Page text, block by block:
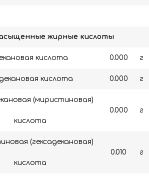
жирные кислоты
кислота 0.000 г
кислота 0.000 г
(миристиновая)
кислота
0.000 г
(гексадекановая)
кислота
0.010 г